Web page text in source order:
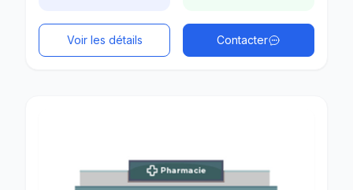
Voir les détails Contacter